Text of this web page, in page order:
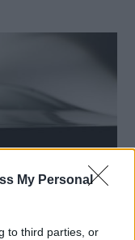
My Personal
to third parties, or